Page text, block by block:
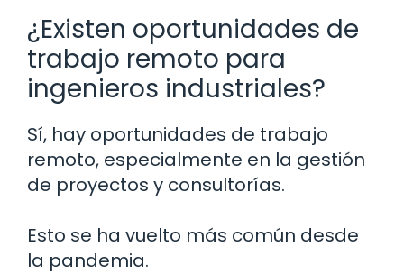
¿Existen oportunidades de
trabajo remoto para
ingenieros industriales?
Sí, hay oportunidades de trabajo
remoto, especialmente en la gestión
de proyectos y consultorías.
Esto se ha vuelto más común desde
la pandemia.